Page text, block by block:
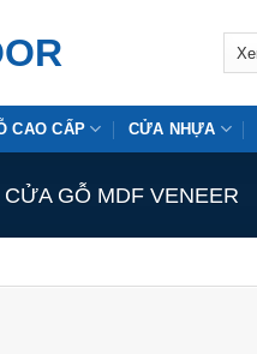
CAO CẤP CỬA NHỰA
CỬA GỖ MDF VENEER